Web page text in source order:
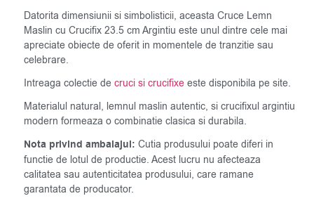
Datorita dimensiunii si simbolisticii, aceasta Cruce Lemn
Maslin cu Crucifix 23.5 cm Argintiu este unul dintre cele mai
apreciate obiecte de oferit in momentele de tranzitie sau
celebrare.
Intreaga colectie de cruci si crucifixe este disponibila pe site.
Materialul natural, lemnul maslin autentic, si crucifixul argintiu
modern formeaza o combinatie clasica si durabila.
Nota privind ambalajul: Cutia produsului poate diferi in
functie de lotul de productie. Acest lucru nu afecteaza
calitatea sau autenticitatea produsului, care ramane
garantata de producator.